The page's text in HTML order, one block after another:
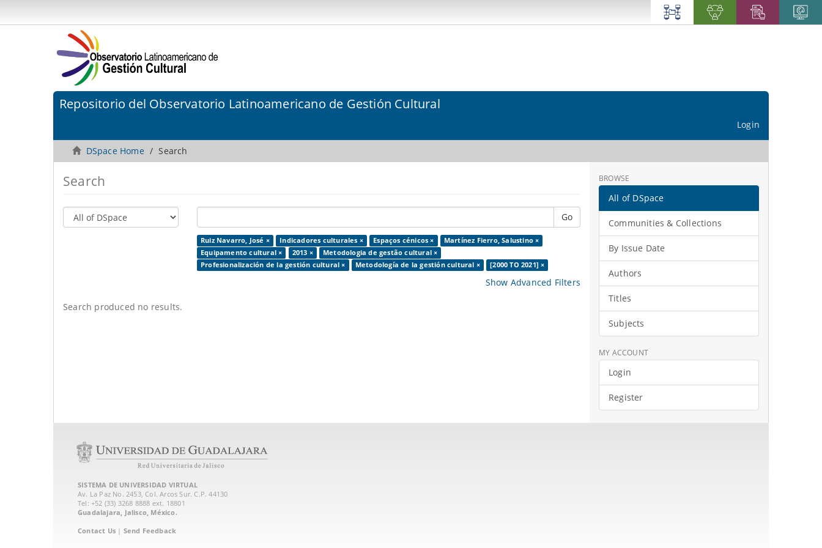
Repositorio del Observatorio Latinoamericano de Gestión Cultural
Login
DSpace Home Search
Search
Go
Ruiz Navarro, José × Indicadores culturales × Espaços cénicos ×
Martínez Fierro, Salustino ×
Equipamento cultural ×
2013 ×
Metodologia de gestão cultural ×
Profesionalización de la gestión cultural ×
Metodología de la gestión cultural × [2000 TO 2021] ×
Show Advanced Filters
Search produced no results.
BROWSE
All of DSpace
Communities & Collections
By Issue Date
Authors
Titles
Subjects
MY ACCOUNT
Login
Register
SISTEMA DE UNIVERSIDAD VIRTUAL
Av. La Paz No. 2453, Col. Arcos Sur. C.P. 44130
Tel: +52 (33) 3268 8888‏ ext. 18801
Guadalajara, Jalisco, México.
Contact Us | Send Feedback